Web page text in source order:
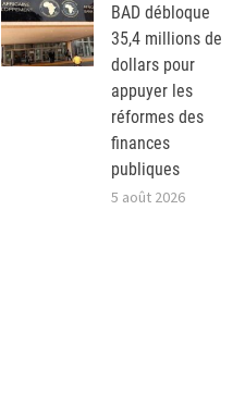
BAD débloque
35,4 millions de
dollars pour
appuyer les
réformes des
finances
publiques
5 août 2026